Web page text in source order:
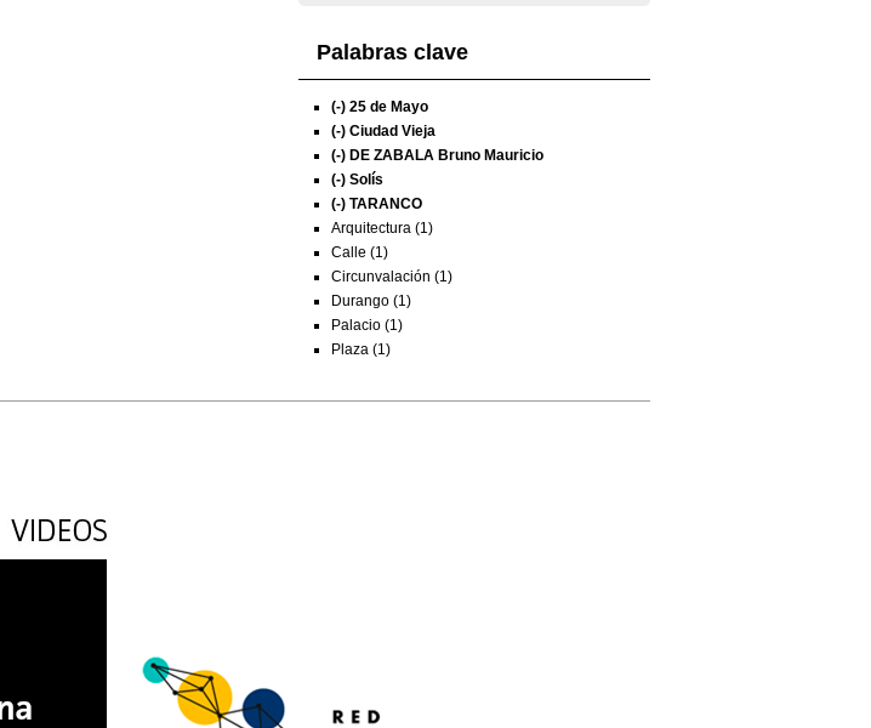
Palabras clave
(-) 25 de Mayo
(-) Ciudad Vieja
(-) DE ZABALA Bruno Mauricio
(-) Solís
(-) TARANCO
Arquitectura (1)
Calle (1)
Circunvalación (1)
Durango (1)
Palacio (1)
Plaza (1)